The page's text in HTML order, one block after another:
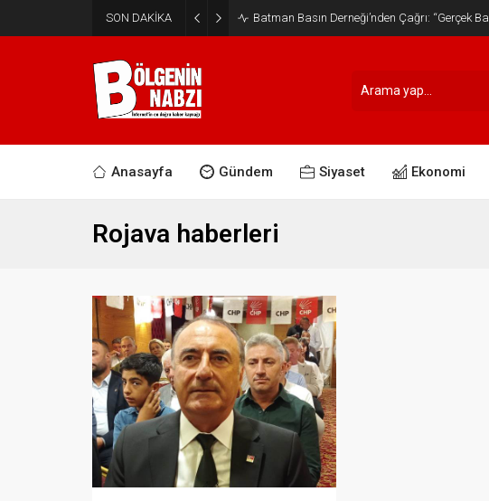
SON DAKİKA Batman Basın Derneği’nden Çağrı: “Gerçek
Anasayfa Gündem Siyaset Ekonomi
Rojava haberleri